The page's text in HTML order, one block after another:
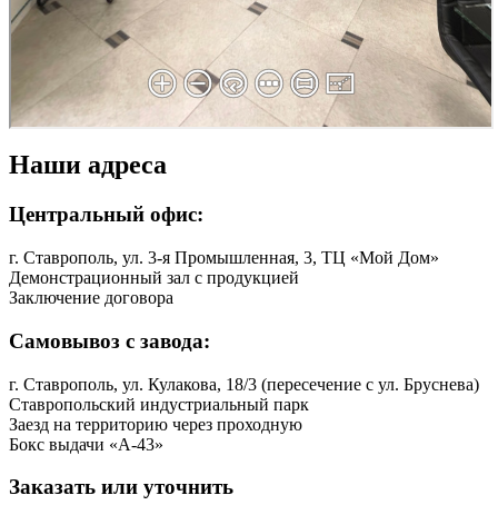
Наши адреса
Центральный офис:
г. Ставрополь, ул. 3-я Промышленная, 3, ТЦ «Мой Дом»
Демонстрационный зал с продукцией
Заключение договора
Самовывоз с завода:
г. Ставрополь, ул. Кулакова, 18/3 (пересечение с ул. Бруснева)
Ставропольский индустриальный парк
Заезд на территорию через проходную
Бокс выдачи «A-43»
Заказать или уточнить